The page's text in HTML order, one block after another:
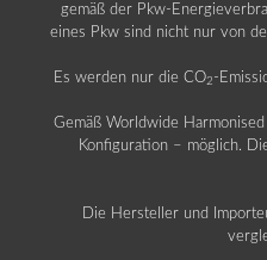
gemäß der Pkw-
eines Pkw sind nicht nur von
Es werden nur die CO2 -
Gemäß Worldwide
Konfiguration – möglich.
Die Hersteller und